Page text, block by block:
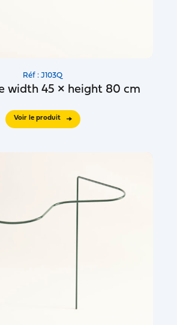
Réf : J103Q
width 45 × height 80 cm
Voir le produit